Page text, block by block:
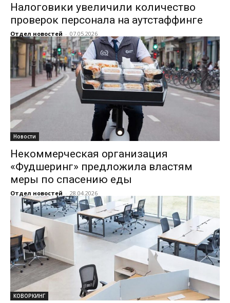
Налоговики увеличили количество
проверок персонала на аутстаффинге
Отдел новостей - 07.05.2026
Новости
Некоммерческая организация
«Фудшеринг» предложила властям
меры по спасению еды
Отдел новостей - 28.04.2026
КОВОРКИНГ